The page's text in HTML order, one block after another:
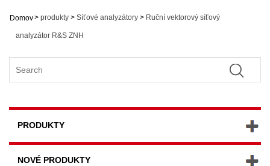
Domov> produkty > Síťové analyzátory > Ruční vektorový síťový
analyzátor R&S ZNH
PRODUKTY
NOVÉ PRODUKTY